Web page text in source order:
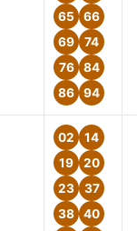
65
66
69
74
76
84
86
94
02
14
19
20
23
37
38
40